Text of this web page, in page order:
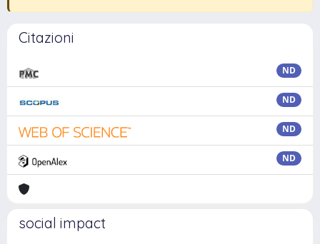
Citazioni
ND
ND
ND
ND
social impact